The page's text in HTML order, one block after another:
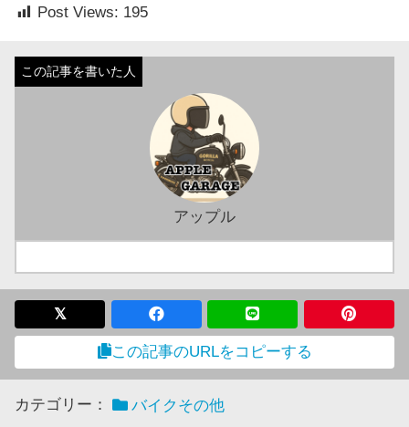
Post Views: 195
アップル
この記事のURLをコピーする
カテゴリー： バイクその他